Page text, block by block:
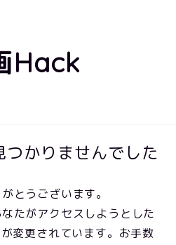
Hack
かりませんでした
とうございます。
たがアクセスしようとした
変更されています。お手数